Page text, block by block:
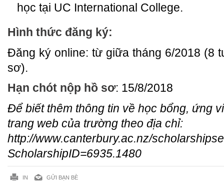
học tại UC International College.
Hình thức đăng ký:
Đăng ký online: từ giữa tháng 6/2018 (8
sơ).
Hạn chót nộp hồ sơ: 15/8/2018
Để biết thêm thông tin về học bổng, ứng
trang web của trường theo địa chỉ:
http://www.canterbury.ac.nz/
ScholarshipID=6935.1480
IN GỬI BẠN BÈ